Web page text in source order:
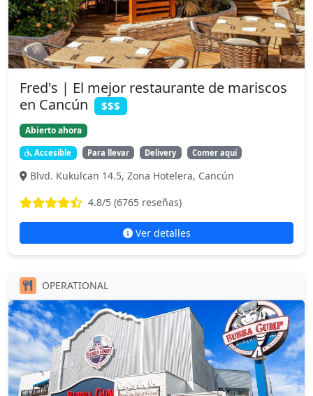
Fred's | El mejor restaurante de mariscos
en Cancún
$$$
Abierto ahora
Accesible Para llevar Delivery Comer aquí
Blvd. Kukulcan 14.5, Zona Hotelera, Cancún
4.8/5 (6765 reseñas)
Ver detalles
OPERATIONAL